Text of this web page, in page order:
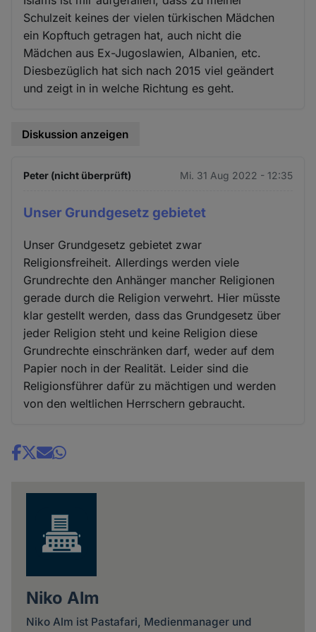
Schulzeit keines der vielen türkischen Mädchen
ein Kopftuch getragen hat, auch nicht die
Mädchen aus Ex-Jugoslawien, Albanien, etc.
Diesbezüglich hat sich nach 2015 viel geändert
und zeigt in in welche Richtung es geht.
Diskussion anzeigen
Peter (nicht überprüft) Mi. 31 Aug 2022 - 12:35
Unser Grundgesetz gebietet
Unser Grundgesetz gebietet zwar
Religionsfreiheit. Allerdings werden viele
Grundrechte den Anhänger mancher Religionen
gerade durch die Religion verwehrt. Hier müsste
klar gestellt werden, dass das Grundgesetz über
jeder Religion steht und keine Religion diese
Grundrechte einschränken darf, weder auf dem
Papier noch in der Realität. Leider sind die
Religionsführer dafür zu mächtigen und werden
von den weltlichen Herrschern gebraucht.
Share
Niko Alm
Niko Alm ist Pastafari, Medienmanager und